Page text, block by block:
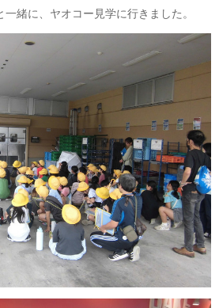
緒に、ヤオコー見学に行きました。